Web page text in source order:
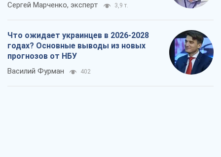
Сергей Марченко, эксперт 3,9 т.
Что ожидает украинцев в 2026-2028
годах? Основные выводы из новых
прогнозов от НБУ
Василий Фурман 402